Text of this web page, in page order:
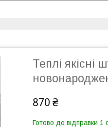
Теплі якісні
870 ₴
Готово до відправки 1